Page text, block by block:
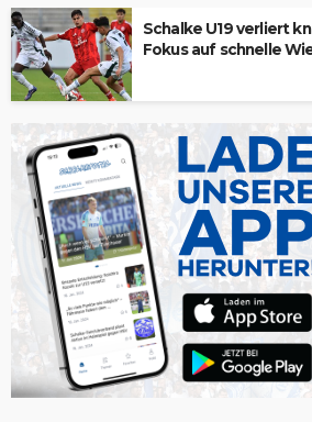
Schalke U19 verliert
Fokus auf schnelle